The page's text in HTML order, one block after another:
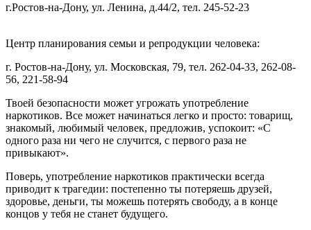
г.Ростов-на-Дону, ул. Ленина, д.44/2, тел. 245-52-23
Центр планирования семьи и репродукции человека:
г. Ростов-на-Дону, ул. Московская, 79, тел. 262-04-33, 262-08-
56, 221-58-94
Твоей безопасности может угрожать употребление
наркотиков. Все может начинаться легко и просто: товарищ,
знакомый, любимый человек, предложив, успокоит: «С
одного раза ни чего не случится, с первого раза не
привыкают».
Поверь, употребление наркотиков практически всегда
приводит к трагедии: постепенно ты потеряешь друзей,
здоровье, деньги, ты можешь потерять свободу, а в конце
концов у тебя не станет будущего.